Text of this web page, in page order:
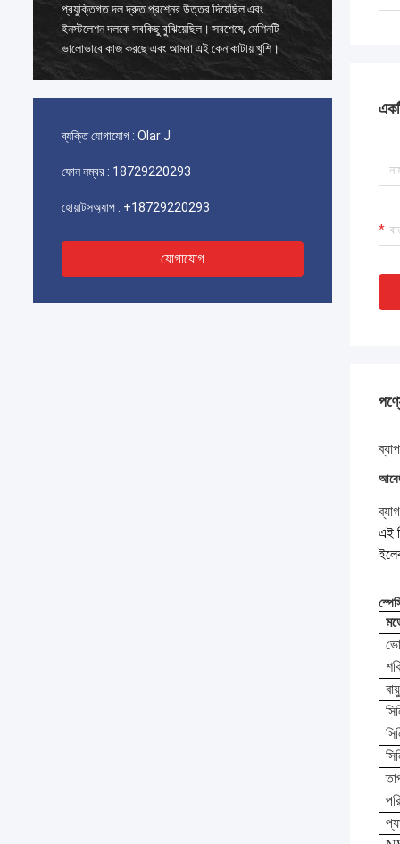
প্রযুক্তিগত দল দ্রুত প্রশ্নের উত্তর দিয়েছিল এবং
ইনস্টলেশন দলকে সবকিছু বুঝিয়েছিল। সবশেষে, মেশিনটি
ভালোভাবে কাজ করছে এবং আমরা এই কেনাকাটায় খুশি।
ব্যক্তি যোগাযোগ : Olar J
ফোন নম্বর : 18729220293
হোয়াটসঅ্যাপ : +18729220293
যোগাযোগ
এই